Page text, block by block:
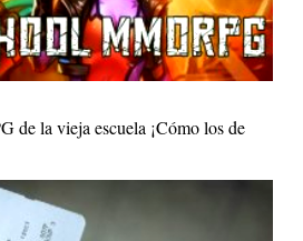
de la vieja escuela ¡Cómo los de